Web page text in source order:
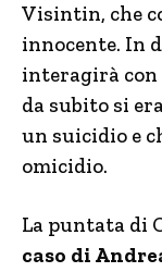
Visintin, che
innocente. In
interagirà con
da subito si
un suicidio e
omicidio.
La puntata di
caso di